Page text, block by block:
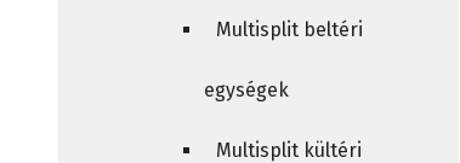
Multisplit beltéri
egységek
Multisplit kültéri